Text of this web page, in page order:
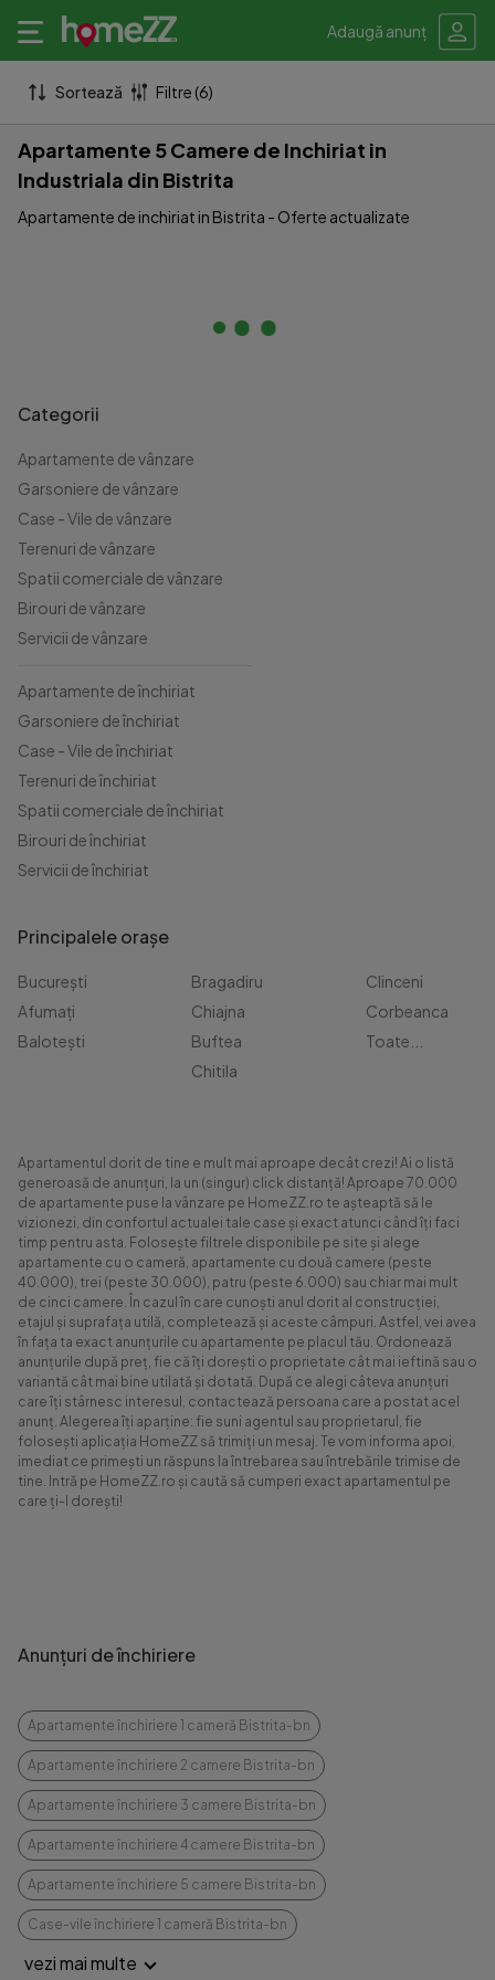
Adaugă anunț
Sortează Filtre (6)
Apartamente 5 Camere de Inchiriat in
Industriala din Bistrita
Apartamente de inchiriat in Bistrita - Oferte actualizate
Categorii
Apartamente de vânzare
Garsoniere de vânzare
Case - Vile de vânzare
Terenuri de vânzare
Spatii comerciale de vânzare
Birouri de vânzare
Servicii de vânzare
Apartamente de închiriat
Garsoniere de închiriat
Case - Vile de închiriat
Terenuri de închiriat
Spatii comerciale de închiriat
Birouri de închiriat
Servicii de închiriat
Principalele orașe
București
Afumați
Balotești
Bragadiru
Chiajna
Buftea
Chitila
Clinceni
Corbeanca
Toate...
Apartamentul dorit de tine e mult mai aproape decât crezi! Ai o listă
generoasă de anunțuri, la un (singur) click distanță! Aproape 70.000
de apartamente puse la vânzare pe HomeZZ.ro te așteaptă să le
vizionezi, din confortul actualei tale case și exact atunci când îți faci
timp pentru asta. Folosește filtrele disponibile pe site și alege
apartamente cu o cameră, apartamente cu două camere (peste
40.000), trei (peste 30.000), patru (peste 6.000) sau chiar mai mult
de cinci camere. În cazul în care cunoști anul dorit al construcției,
etajul și suprafața utilă, completează și aceste câmpuri. Astfel, vei avea
în fața ta exact anunțurile cu apartamente pe placul tău. Ordonează
anunțurile după preț, fie că îți dorești o proprietate cât mai ieftină sau o
variantă cât mai bine utilată și dotată. După ce alegi câteva anunțuri
care îți stârnesc interesul, contactează persoana care a postat acel
anunț. Alegerea îți aparține: fie suni agentul sau proprietarul, fie
folosești aplicația HomeZZ să trimiți un mesaj. Te vom informa apoi,
imediat ce primești un răspuns la întrebarea sau întrebările trimise de
tine. Intră pe HomeZZ.ro și caută să cumperi exact apartamentul pe
care ți-l dorești!
Anunțuri de închiriere
Apartamente închiriere 1 cameră Bistrita-bn
Apartamente închiriere 2 camere Bistrita-bn
Apartamente închiriere 3 camere Bistrita-bn
Apartamente închiriere 4 camere Bistrita-bn
Apartamente închiriere 5 camere Bistrita-bn
Case-vile închiriere 1 cameră Bistrita-bn
vezi mai multe